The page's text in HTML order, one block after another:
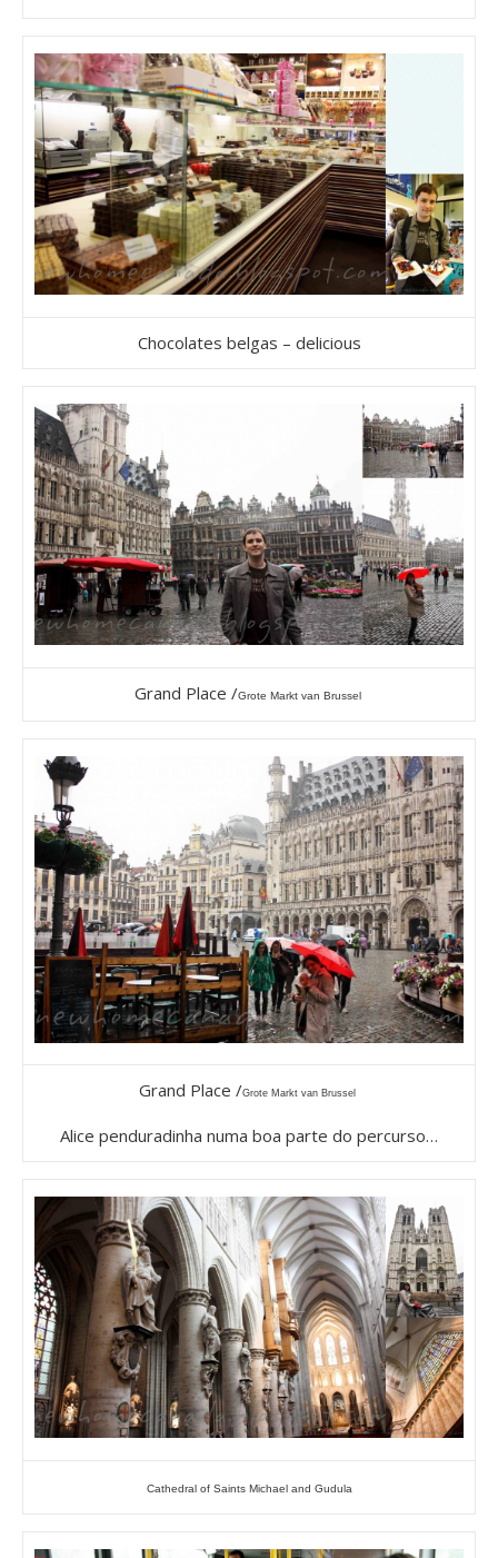
Chocolates belgas – delicious
Grand Place /Grote Markt van Brussel
Grand Place /Grote Markt van Brussel
Alice penduradinha numa boa parte do percurso…
Cathedral of Saints Michael and Gudula